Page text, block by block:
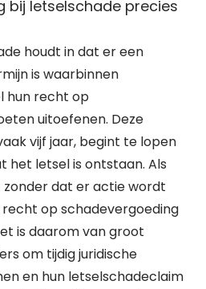
bij letselschade precies
houdt in dat er een
is waarbinnen
hun recht op
uitoefenen. Deze
vijf jaar, begint te lopen
letsel is ontstaan. Als
dat er actie wordt
op schadevergoeding
is daarom van groot
om tijdig juridische
en hun letselschadeclaim